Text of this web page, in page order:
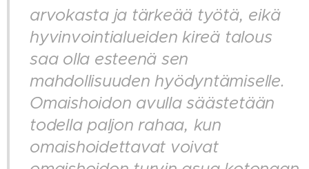
arvokasta ja tärkeää työtä, eikä
hyvinvointialueiden kireä talous
saa olla esteenä sen
mahdollisuuden hyödyntämiselle.
Omaishoidon avulla säästetään
todella paljon rahaa, kun
omaishoidettavat voivat